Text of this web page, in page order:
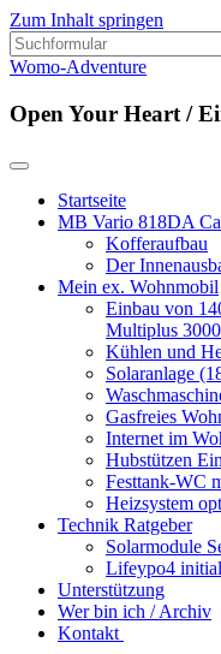
Zum Inhalt springen
Suchen
nach:
Womo-Adventure
Open Your Heart /
Startseite
MB Vario 818DA
Kofferaufbau
Der
Mein ex. Wohnmobil
Einbau von
Multiplus
Kühlen und
Solaranlage
Gasfreies
Internet im
Hubstützen
Festtank-WC
Heizsystem
Technik Ratgeber
Solarmodule
Lifeypo4
Unterstützung
Wer bin ich / Archiv
Kontakt